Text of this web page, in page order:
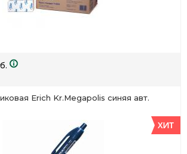
Erich Kr.Megapolis синяя авт.